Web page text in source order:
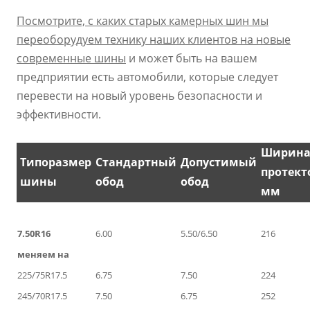
Посмотрите, с каких старых камерных шин мы
переоборудуем технику наших клиентов на новые
современные шины и может быть на вашем
предприятии есть автомобили, которые следует
перевести на новый уровень безопасности и
эффективности.
Типоразмер
шины
Стандартный
обод
Допустимый
обод
мм
7.50R16 6.00 5.50/6.50
216
меняем на
225/75R17.5
6.75 7.50
224
245/70R17.5
7.50 6.75 252